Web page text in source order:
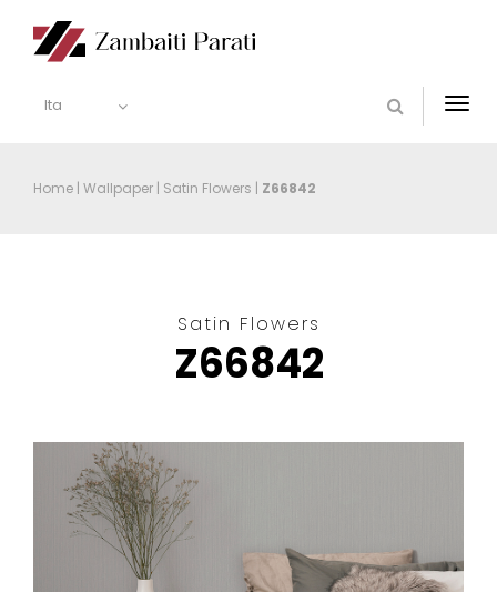
Ita
Home | Wallpaper | Satin Flowers | Z66842
Satin Flowers
Z66842